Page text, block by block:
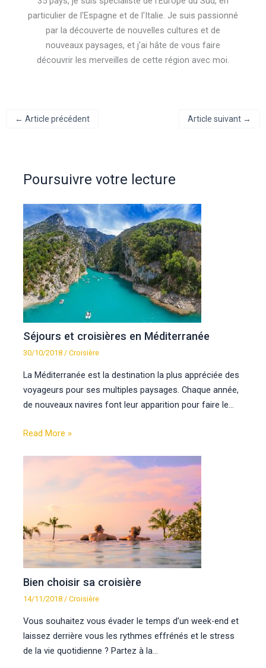
particulier de l'Espagne et de l'Italie. Je suis passionné
par la découverte de nouvelles cultures et de
nouveaux paysages, et j'ai hâte de vous faire
découvrir les merveilles de cette région avec moi.
← Article précédent Article suivant →
Poursuivre votre lecture
Séjours et croisières en Méditerranée
30/10/2018/Croisière
La Méditerranée est la destination la plus appréciée des
voyageurs pour ses multiples paysages. Chaque année,
de nouveaux navires font leur apparition pour faire le…
Read More »
Bien choisir sa croisière
14/11/2018/Croisière
Vous souhaitez vous évader le temps d’un week-end et
laissez derrière vous les rythmes effrénés et le stress
de la vie quotidienne ? Partez à la…